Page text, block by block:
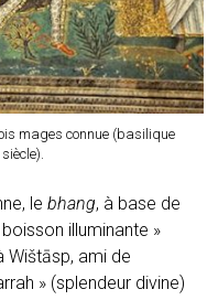
mages connue (basilique
lebhang, à base de
illuminante »
Wištāsp, ami de
» (splendeur divine)